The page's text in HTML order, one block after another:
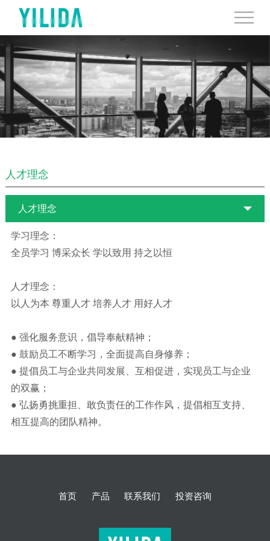
人才理念
人才理念
学习理念：
全员学习 博采众长 学以致用 持之以恒
人才理念：
以人为本 尊重人才 培养人才 用好人才
● 强化服务意识，倡导奉献精神；
● 鼓励员工不断学习，全面提高自身修养；
● 提倡员工与企业共同发展、互相促进，实现员工与企业
的双赢；
● 弘扬勇挑重担、敢负责任的工作作风，提倡相互支持、
相互提高的团队精神。
首页 产品 联系我们 投资咨询